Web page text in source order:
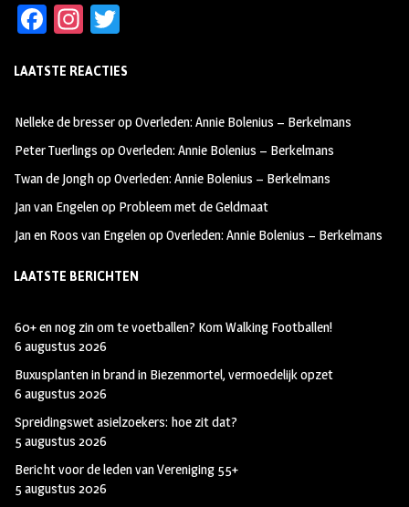
Fa
b
oo
k
In
ag
m
tt
LAATSTE REACTIES
Nelleke de bresseropOverleden: Annie Bolenius – Berkelmans
Peter Tuerlings opOverleden: Annie Bolenius – Berkelmans
Twan de JonghopOverleden: Annie Bolenius – Berkelmans
Jan van Engelenop Probleem met de Geldmaat
Jan en Roos van EngelenopOverleden: Annie Bolenius – Berkelmans
LAATSTE BERICHTEN
60+ en nog zin om te voetballen? Kom Walking Footballen!
6 augustus 2026
Buxusplanten in brand in Biezenmortel, vermoedelijk opzet
6 augustus 2026
Spreidingswet asielzoekers: hoe zit dat?
5 augustus 2026
Bericht voor de leden van Vereniging 55+
5 augustus 2026